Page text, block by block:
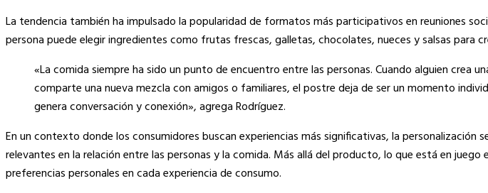
La tendencia también ha impulsado la popularidad de formatos más participativos en reuniones
persona puede elegir ingredientes como frutas frescas, galletas, chocolates, nueces y salsas para
«La comida siempre ha sido un punto de encuentro entre las personas. Cuando alguien crea
comparte una nueva mezcla con amigos o familiares, el postre deja de ser un momento
genera conversación y conexión», agrega Rodríguez.
En un contexto donde los consumidores buscan experiencias más significativas, la personalización
relevantes en la relación entre las personas y la comida. Más allá del producto, lo que está en
preferencias personales en cada experiencia de consumo.